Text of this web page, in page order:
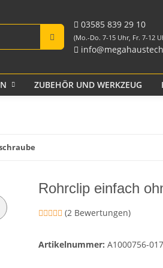
03585 839 29 10
(Mo.-Do. 7-15 Uhr, Fr. 7-12
ZUBEHÖR UND WERKZEUG
Rohrclip einfach
(2 Bewertungen)
Artikelnummer: A1000756-017